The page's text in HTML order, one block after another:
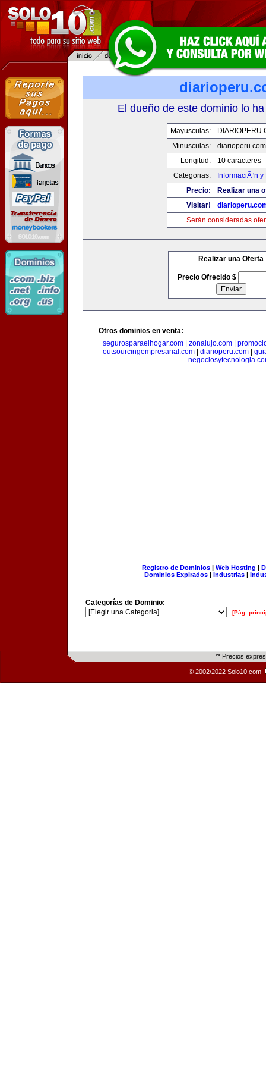
El dueño de este dominio lo
Mayusculas:
Minusculas:
diarioperu.com
Longitud:
10 caracteres
Categorias:
InformaciÃ³n
Precio:
Realizar una
Visitar!
Serán consideradas
Realizar una Oferta
Precio Ofrecido $
Otros dominios en venta:
segurosparaelhogar.com| zonalujo.com|
outsourcingempresarial.com| diarioperu.com|
Registro de Dominios| Web Hosting |
Dominios Expirados | Industrias |
Categorías de Dominio:
[Pág.
** Precios
© 2002/2022 Solo10.com